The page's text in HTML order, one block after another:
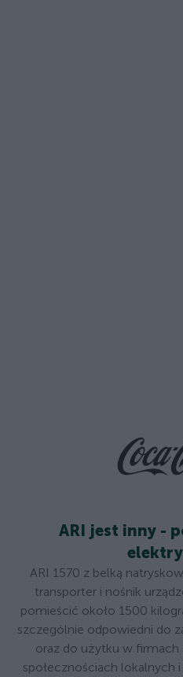
ARI jest inny -
ARI 1570 z belką
transporter i nośnik
pomieścić około 1500
szczególnie odpowiedni do
oraz do użytku w firmach
społecznościach lokalnych